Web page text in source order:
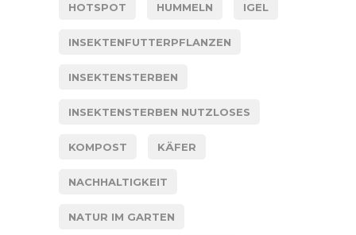
HOTSPOT HUMMELN IGEL
INSEKTENFUTTERPFLANZEN
INSEKTENSTERBEN
INSEKTENSTERBEN NUTZLOSES
KOMPOST KÄFER
NACHHALTIGKEIT
NATUR IM GARTEN